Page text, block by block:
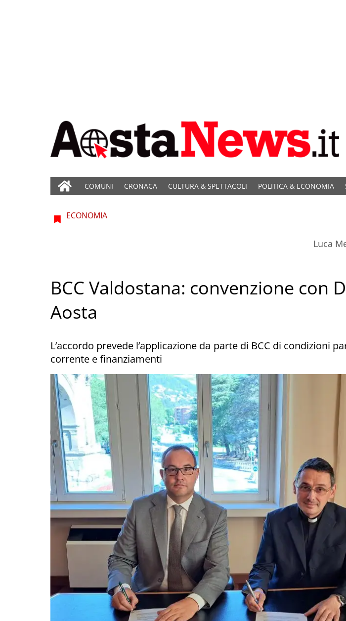
COMUNI CRONACA CULTURA & SPETTACOLI POLITICA & ECONOMIA
ECONOMIA
Luca
BCC Valdostana: convenzione con
Aosta
L’accordo prevede l’applicazione da parte di BCC di condizioni
corrente e finanziamenti